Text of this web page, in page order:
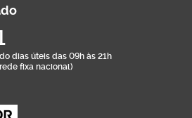
dias úteis das 09h às 21h
fixa nacional)